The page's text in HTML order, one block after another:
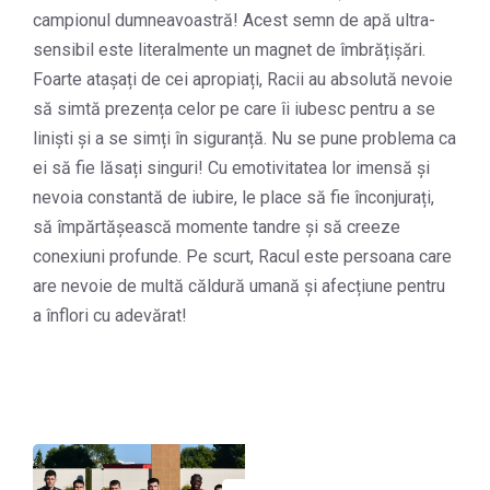
campionul dumneavoastră! Acest semn de apă ultra-
sensibil este literalmente un magnet de îmbrățișări.
Foarte atașați de cei apropiați, Racii au absolută nevoie
să simtă prezența celor pe care îi iubesc pentru a se
liniști și a se simți în siguranță. Nu se pune problema ca
ei să fie lăsați singuri! Cu emotivitatea lor imensă și
nevoia constantă de iubire, le place să fie înconjurați,
să împărtășească momente tandre și să creeze
conexiuni profunde. Pe scurt, Racul este persoana care
are nevoie de multă căldură umană și afecțiune pentru
a înflori cu adevărat!